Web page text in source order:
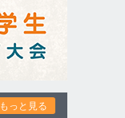
もっと見る